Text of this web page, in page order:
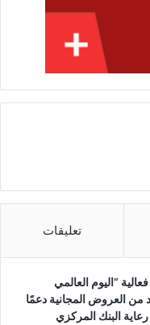
تعليقات
“اليوم العالمي
من العروض المجانية دعمًا
البنك المركزي